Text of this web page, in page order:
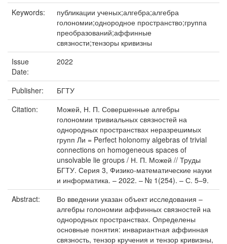
Keywords:
публикации ученых;алгебра;алгебра
голономии;однородное пространство;группа
преобразований;аффинные
связности;тензоры кривизны
Issue
Date:
2022
Publisher:
БГТУ
Citation:
Можей, Н. П. Совершенные алгебры
голономии тривиальных связностей на
однородных пространствах неразрешимых
групп Ли = Perfect holonomy algebras of trivial
connections on homogeneous spaces of
unsolvable lie groups / Н. П. Можей // Труды
БГТУ. Серия 3, Физико-математические науки
и информатика. – 2022. – № 1(254). – С. 5–9.
Abstract:
Во введении указан объект исследования –
алгебры голономии аффинных связностей на
однородных пространствах. Определены
основные понятия: инвариантная аффинная
связность, тензор кручения и тензор кривизны,